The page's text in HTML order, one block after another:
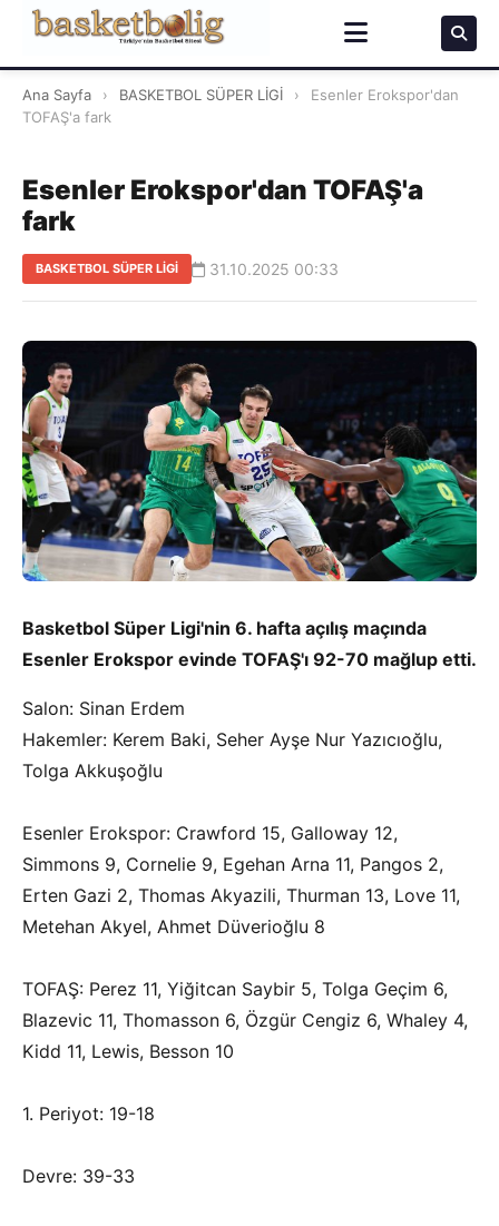
Ana Sayfa › BASKETBOL SÜPER LİGİ ›
Esenler Erokspor'dan
TOFAŞ'a fark
Esenler Erokspor'dan TOFAŞ'a
fark
BASKETBOL SÜPER LİGİ 31.10.2025 00:33
Basketbol Süper Ligi'nin 6. hafta açılış maçında
Esenler Erokspor evinde TOFAŞ'ı 92-70 mağlup etti.
Salon: Sinan Erdem
Hakemler: Kerem Baki, Seher Ayşe Nur Yazıcıoğlu,
Tolga Akkuşoğlu
Esenler Erokspor: Crawford 15, Galloway 12,
Simmons 9, Cornelie 9, Egehan Arna 11, Pangos 2,
Erten Gazi 2, Thomas Akyazili, Thurman 13, Love 11,
Metehan Akyel, Ahmet Düverioğlu 8
TOFAŞ: Perez 11, Yiğitcan Saybir 5, Tolga Geçim 6,
Blazevic 11, Thomasson 6, Özgür Cengiz 6, Whaley 4,
Kidd 11, Lewis, Besson 10
1. Periyot: 19-18
Devre: 39-33